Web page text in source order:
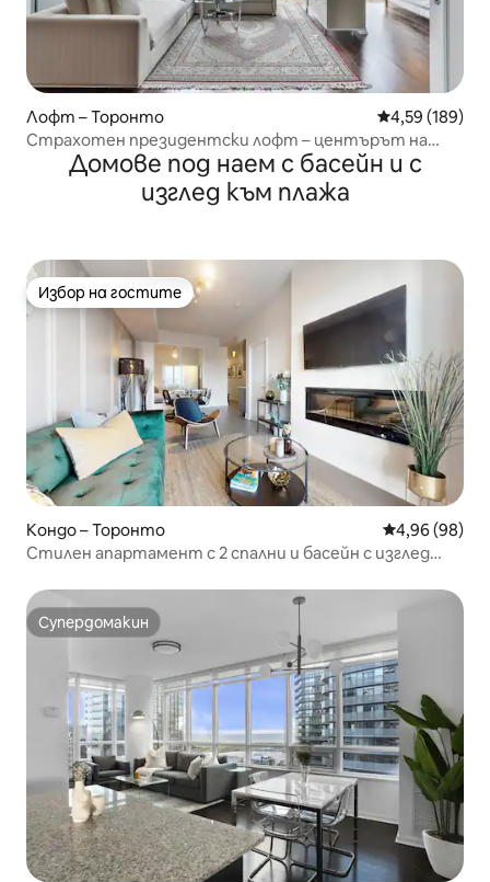
Лофт – Торонто Средна
4,59 (189)
Страхотен президентски лофт – центърът на
ТоронтоДомове под наем с басейн и с
изглед към плажа
Избор на гостите
Избор на гостите
Кондо – Торонто Средна
4,96 (98)
Стилен апартамент с 2 спални и басейн с изглед
Супердомакин
Супердомакин